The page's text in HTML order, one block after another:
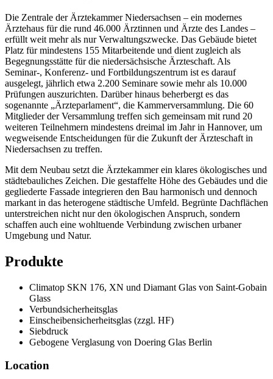
Die Zentrale der Ärztekammer Niedersachsen – ein modernes
Ärztehaus für die rund 46.000 Ärztinnen und Ärzte des Landes –
erfüllt weit mehr als nur Verwaltungszwecke. Das Gebäude bietet
Platz für mindestens 155 Mitarbeitende und dient zugleich als
Begegnungsstätte für die niedersächsische Ärzteschaft. Als
Seminar-, Konferenz- und Fortbildungszentrum ist es darauf
ausgelegt, jährlich etwa 2.200 Seminare sowie mehr als 10.000
Prüfungen auszurichten. Darüber hinaus beherbergt es das
sogenannte „Ärzteparlament“, die Kammerversammlung. Die 60
Mitglieder der Versammlung treffen sich gemeinsam mit rund 20
weiteren Teilnehmern mindestens dreimal im Jahr in Hannover, um
wegweisende Entscheidungen für die Zukunft der Ärzteschaft in
Niedersachsen zu treffen.
Mit dem Neubau setzt die Ärztekammer ein klares ökologisches und
städtebauliches Zeichen. Die gestaffelte Höhe des Gebäudes und die
gegliederte Fassade integrieren den Bau harmonisch und dennoch
markant in das heterogene städtische Umfeld. Begrünte Dachflächen
unterstreichen nicht nur den ökologischen Anspruch, sondern
schaffen auch eine wohltuende Verbindung zwischen urbaner
Umgebung und Natur.
Produkte
Climatop SKN 176, XN und Diamant Glas von Saint-Gobain
Glass
Verbundsicherheitsglas
Einscheibensicherheitsglas (zzgl. HF)
Siebdruck
Gebogene Verglasung von Doering Glas Berlin
Location